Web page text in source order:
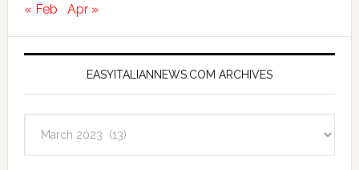
« Feb Apr »
EASYITALIANNEWS.COM ARCHIVES
Archives